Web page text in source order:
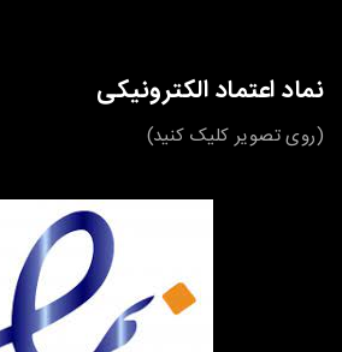
نماد اعتماد الکترونیکی
(روی تصویر کلیک کنید)